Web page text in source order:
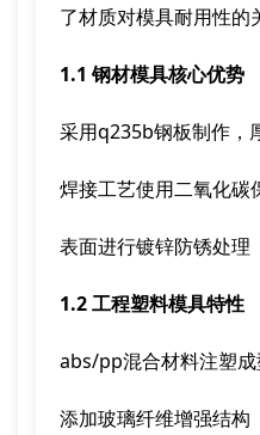
了材质对模具耐用性的
1.1 钢材模具核心优势
采用q235b钢板制作，
焊接工艺使用二氧化碳
表面进行镀锌防锈处理
1.2 工程塑料模具特性
abs/pp混合材料注塑成
添加玻璃纤维增强结构